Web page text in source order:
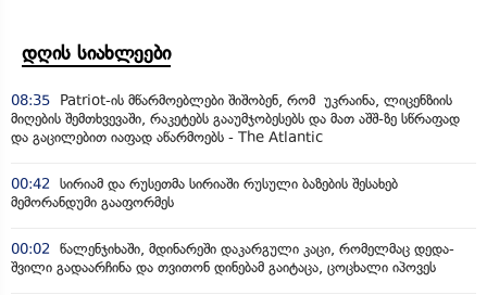
დღის სიახლეები
08:35
Patriot-ის მწარმოებლები შიშობენ, რომ უკრაინა, ლიცენზიის
მიღების შემთხვევაში, რაკეტებს გააუმჯობესებს და მათ აშშ-ზე სწრაფად
და გაცილებით იაფად აწარმოებს - The Atlantic
00:42
სირიამ და რუსეთმა სირიაში რუსული ბაზების შესახებ
მემორანდუმი გააფორმეს
00:02
წალენჯიხაში, მდინარეში დაკარგული კაცი, რომელმაც დედა-
შვილი გადაარჩინა და თვითონ დინებამ გაიტაცა, ცოცხალი იპოვეს